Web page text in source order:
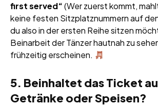
first served“(Wer zuerst kommt,
keine festen Sitzplatznummern auf
du also in der ersten Reihe sitzen
Beinarbeit der Tänzer hautnah zu
frühzeitig erscheinen.
5. Beinhaltet das Ticket
Getränke oder Speisen?